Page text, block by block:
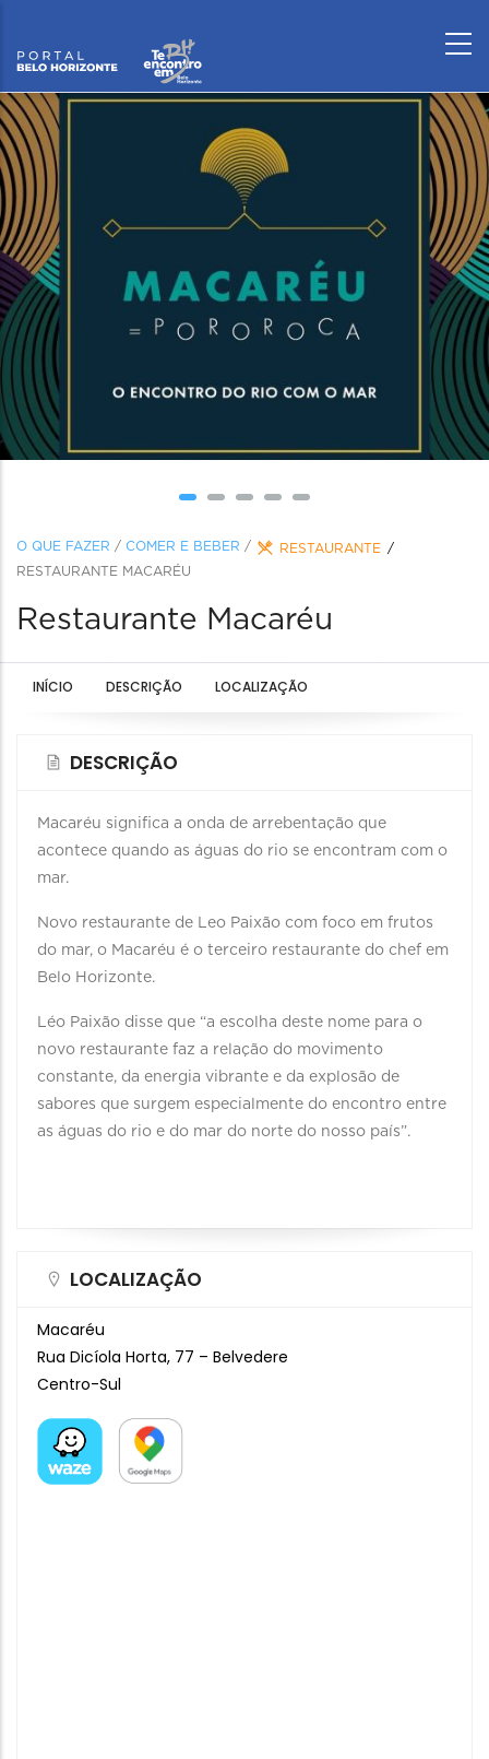
O QUE FAZER / COMER E BEBER /
RESTAURANTE
RESTAURANTE MACARÉU
Restaurante Macaréu
INÍCIO DESCRIÇÃO LOCALIZAÇÃO
DESCRIÇÃO
Macaréu significa a onda de arrebentação que
acontece quando as águas do rio se encontram com o
mar.
Novo restaurante de Leo Paixão com foco em frutos
do mar, o Macaréu é o terceiro restaurante do chef em
Belo Horizonte.
Léo Paixão disse que “a escolha deste nome para o
novo restaurante faz a relação do movimento
constante, da energia vibrante e da explosão de
sabores que surgem especialmente do encontro entre
as águas do rio e do mar do norte do nosso país”.
LOCALIZAÇÃO
Macaréu
Rua Dicíola Horta, 77 – Belvedere
Centro-Sul